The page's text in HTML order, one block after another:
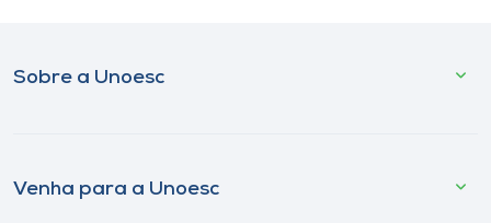
Sobre a Unoesc
Venha para a Unoesc